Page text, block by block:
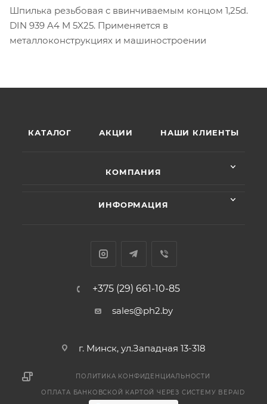
Шпилька резьбовая с ввинчиваемым концом 1,25d.
DIN 939 A4 M 5X25. Применяется в
металлоконструкциях и машиностроении
КАТАЛОГ АКЦИИ НАШИ КЛИЕНТЫ
КОМПАНИЯ
ИНФОРМАЦИЯ
+375 (29) 661-10-85
sales@ph2.by
г. Минск, ул.Западная 13-318
ПОЛИТИКА КОНФИДЕНЦИАЛЬНОСТИ
ОПЛАТА БАНКОВСКОЙ КАРТОЙ ЧЕРЕЗ СИСТЕМУ BEPAID